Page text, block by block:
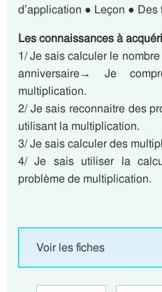
d’application ● Leçon ● Des
Les connaissances à
1/ Je sais calculer le
anniversaire→ Je
multiplication.
2/ Je sais reconnaitre des
utilisant la multiplication.
3/ Je sais calculer des
4/ Je sais utiliser la
problème de multiplication.
Voir les fiches